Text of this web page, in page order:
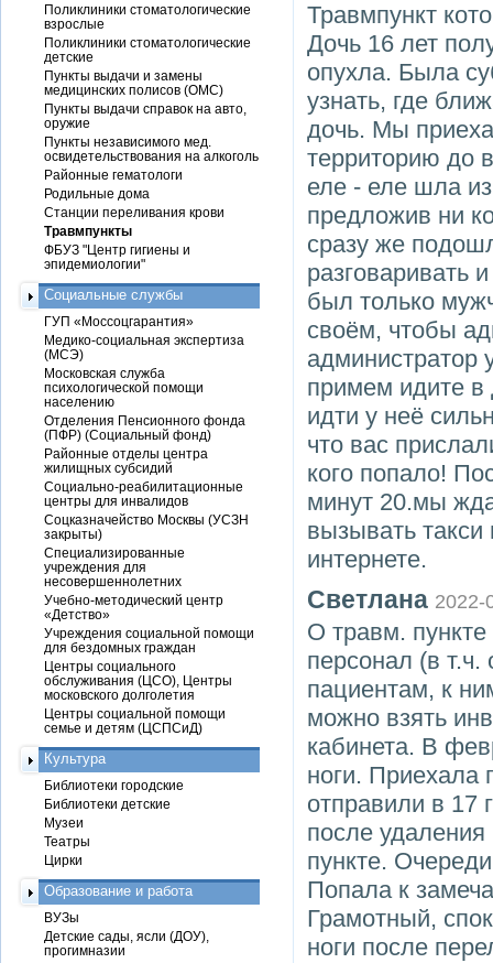
Травмпункт
Дочь 16 лет
опухла. Была
узнать, где
дочь. Мы
территорию до
еле - еле шла
предложив ни
сразу же
разговаривать
был только
своём, чтобы
администратор
примем идите в
идти у неё
что вас
кого попало!
минут 20.мы
вызывать
интернете.
Светлана 2022-
О травм. пункте
персонал (в т.ч.
пациентам, к
можно взять
кабинета. В
ноги. Приехала
отправили в
после
пункте.
Попала к
Грамотный,
ноги после
Поликлиники стоматологические
взрослые
Поликлиники стоматологические
детские
Пункты выдачи и замены
медицинских полисов (ОМС)
Пункты выдачи справок на авто,
оружие
Пункты независимого мед.
освидетельствования на алкоголь
Районные гематологи
Родильные дома
Станции переливания крови
Травмпункты
ФБУЗ "Центр гигиены и
эпидемиологии"
Социальные службы
ГУП «Моссоцгарантия»
Медико-социальная экспертиза
(МСЭ)
Московская служба
психологической помощи
населению
Отделения Пенсионного фонда
(ПФР) (Социальный фонд)
Районные отделы центра
жилищных субсидий
Социально-реабилитационные
центры для инвалидов
Соцказначейство Москвы (УСЗН
закрыты)
Специализированные
учреждения для
несовершеннолетних
Учебно-методический центр
«Детство»
Учреждения социальной помощи
для бездомных граждан
Центры социального
обслуживания (ЦСО), Центры
московского долголетия
Центры социальной помощи
семье и детям (ЦСПСиД)
Культура
Библиотеки городские
Библиотеки детские
Музеи
Театры
Цирки
Образование и работа
ВУЗы
Детские сады, ясли (ДОУ),
прогимназии